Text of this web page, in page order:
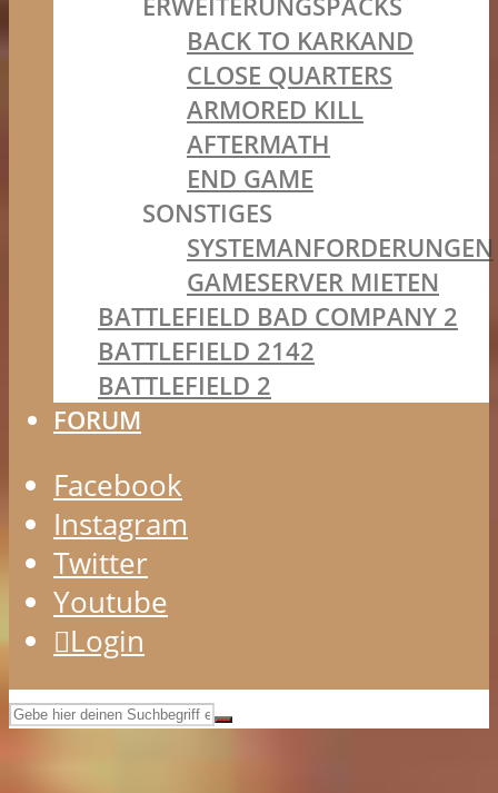
BACK TO KARKAND
CLOSE QUARTERS
ARMORED KILL
AFTERMATH
END GAME
SONSTIGES
SYSTEMANFORDERUNGEN
GAMESERVER MIETEN
BATTLEFIELD BAD COMPANY 2
BATTLEFIELD 2142
BATTLEFIELD 2
FORUM
Facebook
Instagram
Twitter
Youtube
Login